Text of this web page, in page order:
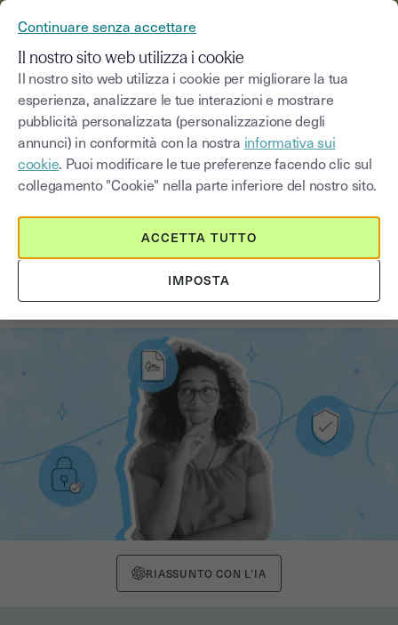
Blog
Seleziona una categoria Saisissez un terme
Adotta con serenità la firma
elettronica (parte 1)
RIASSUNTO CON L’IA
Continuare senza accettare
Il nostro sito web utilizza i cookie
Il nostro sito web utilizza i cookie per migliorare la tua
esperienza, analizzare le tue interazioni e mostrare
pubblicità personalizzata (personalizzazione degli
annunci) in conformità con la nostra informativa sui
cookie. Puoi modificare le tue preferenze facendo clic sul
collegamento "Cookie" nella parte inferiore del nostro sito.
IMPOSTA
ACCETTA TUTTO